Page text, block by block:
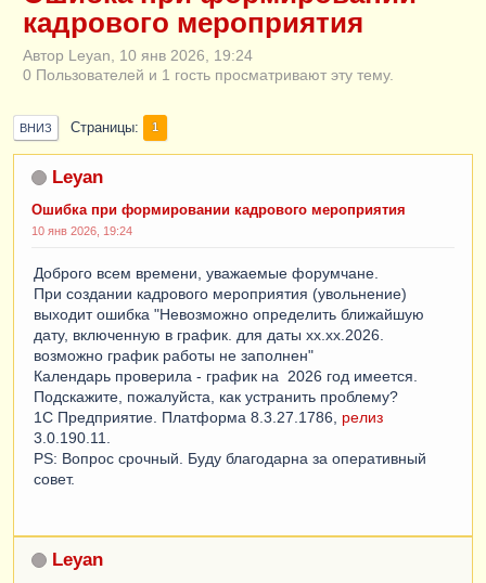
кадрового мероприятия
Автор Leyan, 10 янв 2026, 19:24
0 Пользователей и 1 гость просматривают эту тему.
ВНИЗ Страницы 1
Leyan
Ошибка при формировании кадрового мероприятия
10 янв 2026, 19:24
Доброго всем времени, уважаемые форумчане.
При создании кадрового мероприятия (увольнение)
выходит ошибка "Невозможно определить ближайшую
дату, включенную в график. для даты хх.хх.2026.
возможно график работы не заполнен"
Календарь проверила - график на 2026 год имеется.
Подскажите, пожалуйста, как устранить проблему?
1С Предприятие. Платформа 8.3.27.1786, релиз
3.0.190.11.
PS: Вопрос срочный. Буду благодарна за оперативный
совет.
Leyan